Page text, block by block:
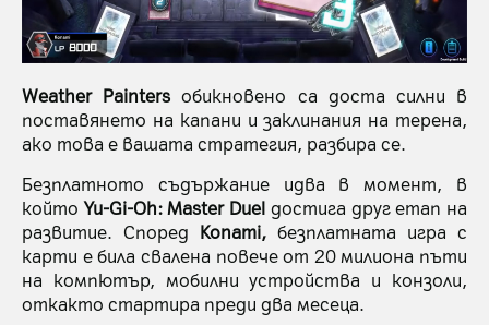
Weather Painters обикновено са доста силни в
поставянето на капани и заклинания на терена,
ако това е вашата стратегия, разбира се.
Безплатното съдържание идва в момент, в
койтоYu-Gi-Oh: Master Duel достига друг етап на
развитие. Според Konami, безплатната игра с
карти е била свалена повече от 20 милиона пъти
на компютър, мобилни устройства и конзоли,
откакто стартира преди два месеца.